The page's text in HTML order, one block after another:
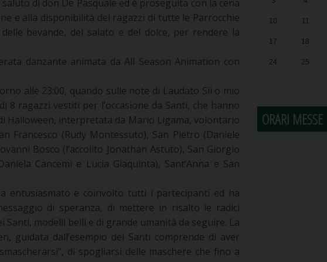
di don De Pasquale ed è proseguita con la cena
e alla disponibilità dei ragazzi di tutte le Parrocchie
bevande, del salato e del dolce, per rendere la
danzante animata da All Season Animation con
alle 23:00, quando sulle note di Laudato Sii o mio
ragazzi vestiti per l’occasione da Santi, che hanno
Halloween, interpretata da Mario Ligama, volontario
Francesco (Rudy Montessuto), San Pietro (Daniele
Bosco (l’accolito Jonathan Astuto), San Giorgio
Cancemi e Lucia Giaquinta), Sant’Anna e San
entusiasmato e coinvolto tutti i partecipanti ed ha
di speranza, di mettere in risalto le radici
modelli belli e di grande umanità da seguire. La
guidata dall’esempio dei Santi comprende di aver
di spogliarsi delle maschere che fino a
10 11
17 18
24 25
ORARI MESSE